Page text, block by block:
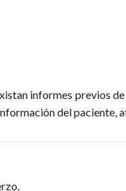
informes previos
del paciente,